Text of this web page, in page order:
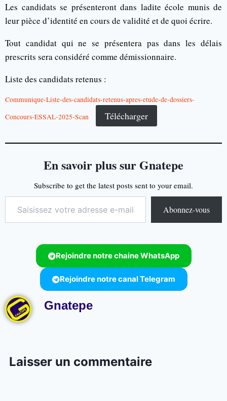
Les candidats se présenteront dans ladite école munis de
leur pièce d’identité en cours de validité et de quoi écrire.
Tout candidat qui ne se présentera pas dans les délais
prescrits sera considéré comme démissionnaire.
Liste des candidats retenus :
Communique-Liste-des-candidats-retenus-apres-etude-de-dossiers-
Concours-ESSAL-2025-Scan
Télécharger
En savoir plus sur Gnatepe
Subscribe to get the latest posts sent to your email.
Abonnez-vous
Rejoindre notre chaine WhatsApp
Rejoindre notre canal Telegram
Gnatepe
Laisser un commentaire